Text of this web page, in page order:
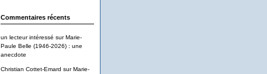
Commentaires récents
un lecteur intéressé surMarie-
Paule Belle (1946-2026) : une
anecdote
Christian Cottet-Emard surMarie-